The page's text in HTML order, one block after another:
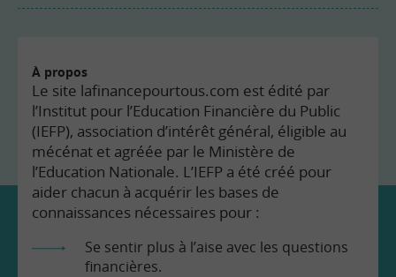
À propos
Le site lafinancepourtous.com est édité par
l’Institut pour l’Education Financière du Public
(IEFP), association d’intérêt général, éligible au
mécénat et agréée par le Ministère de
l’Education Nationale. L’IEFP a été créé pour
aider chacun à acquérir les bases de
connaissances nécessaires pour :
Se sentir plus à l’aise avec les questions
financières.